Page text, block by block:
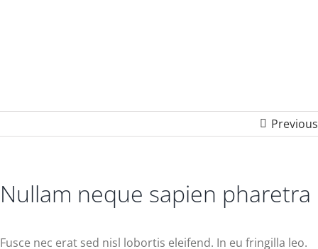
Previous
Nullam neque sapien pharetra
Fusce nec erat sed nisl lobortis eleifend. In eu fringilla leo.